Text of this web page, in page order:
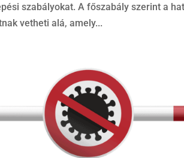
szabályokat. A főszabály szerint a
vetheti alá, amely...